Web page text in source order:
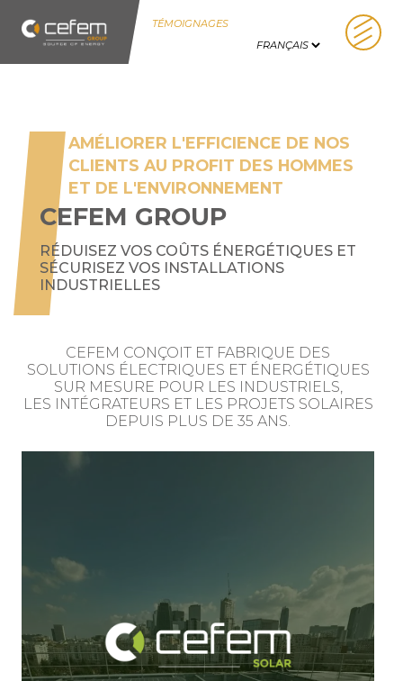
TÉMOIGNAGES
AMÉLIORER L'EFFICIENCE DE NOS
CLIENTS AU PROFIT DES HOMMES
ET DE L'ENVIRONNEMENT
CEFEM GROUP
RÉDUISEZ VOS COÛTS ÉNERGÉTIQUES ET
SÉCURISEZ VOS INSTALLATIONS
INDUSTRIELLES
CEFEM CONÇOIT ET FABRIQUE DES
SOLUTIONS ÉLECTRIQUES ET ÉNERGÉTIQUES
SUR MESURE POUR LES INDUSTRIELS,
LES INTÉGRATEURS ET LES PROJETS SOLAIRES
DEPUIS PLUS DE 35 ANS.
Panneau de gestion des cookies